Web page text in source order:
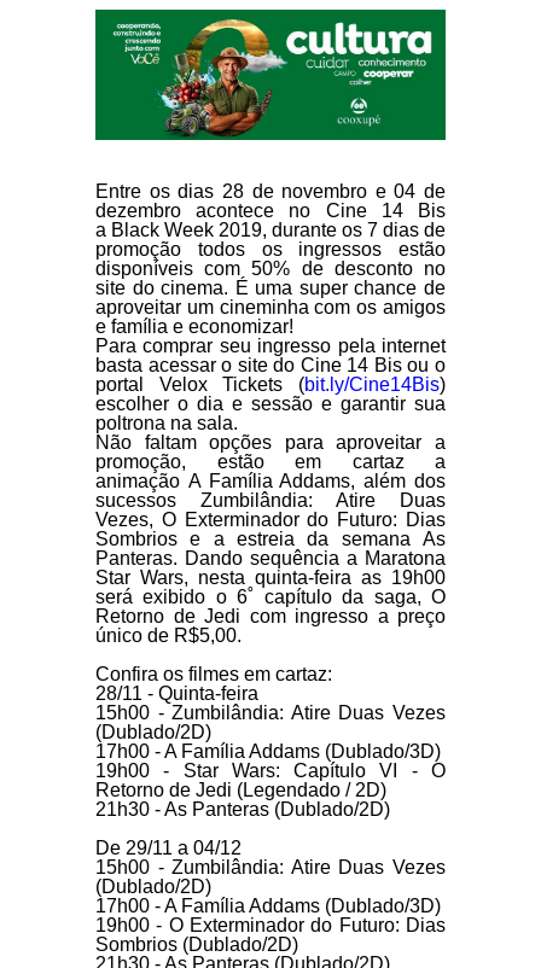
Entre os dias 28 de novembro e 04 de
dezembro acontece no Cine 14 Bis
a Black Week 2019, durante os 7 dias de
promoção todos os ingressos estão
disponíveis com 50% de desconto no
site do cinema. É uma super chance de
aproveitar um cineminha com os amigos
e família e economizar!
Para comprar seu ingresso pela internet
basta acessar o site do Cine 14 Bis ou o
portal Velox Tickets (bit.ly/Cine14Bis)
escolher o dia e sessão e garantir sua
poltrona na sala.
Não faltam opções para aproveitar a
promoção, estão em cartaz a
animação A Família Addams, além dos
sucessos Zumbilândia: Atire Duas
Vezes, O Exterminador do Futuro: Dias
Sombrios e a estreia da semana As
Panteras. Dando sequência a Maratona
Star Wars, nesta quinta-feira as 19h00
será exibido o 6˚ capítulo da saga, O
Retorno de Jedi com ingresso a preço
único de R$5,00.
Confira os filmes em cartaz:
28/11 - Quinta-feira
15h00 - Zumbilândia: Atire Duas Vezes
(Dublado/2D)
17h00 - A Família Addams (Dublado/3D)
19h00 - Star Wars: Capítulo VI - O
Retorno de Jedi (Legendado / 2D)
21h30 - As Panteras (Dublado/2D)
De 29/11 a 04/12
15h00 - Zumbilândia: Atire Duas Vezes
(Dublado/2D)
17h00 - A Família Addams (Dublado/3D)
19h00 - O Exterminador do Futuro: Dias
Sombrios (Dublado/2D)
21h30 - As Panteras (Dublado/2D)